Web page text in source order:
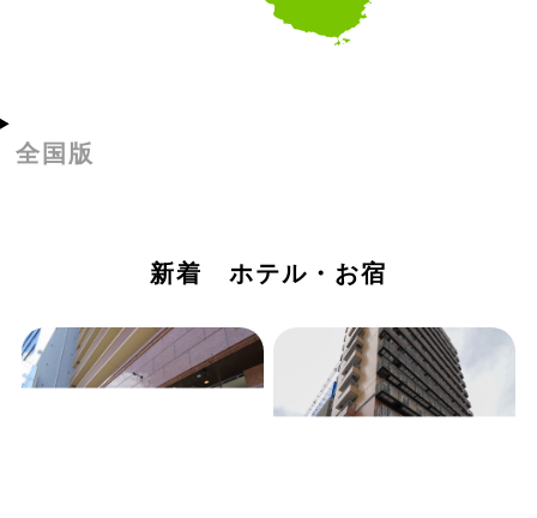
全国版
新着 ホテル・お宿